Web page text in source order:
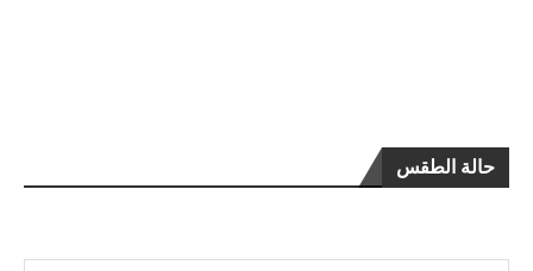
حالة الطقس